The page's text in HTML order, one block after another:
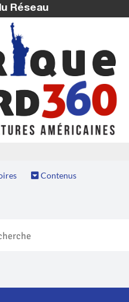
Réseau
Contenus